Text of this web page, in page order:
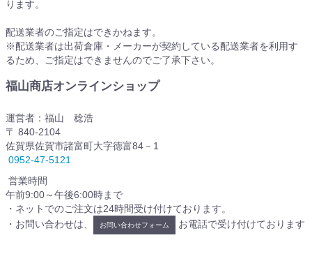
ります。
配送業者のご指定はできかねます。
※配送業者は出荷倉庫・メーカーが契約している配送業者を利用す
るため、ご指定はできませんのでご了承下さい。
福山商店オンラインショップ
運営者：福山 稔浩
〒 840-2104
佐賀県佐賀市諸富町大字徳富84－1
0952-47-5121
営業時間
午前9:00～午後6:00時まで
・ネットでのご注文は24時間受け付けております。
・お問い合わせは、
お問い合わせフォーム お電話で受け付けております